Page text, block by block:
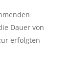
Dauer von
erfolgten